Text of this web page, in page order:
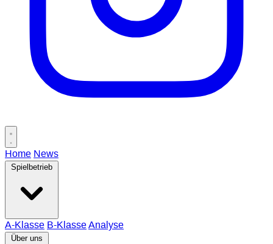
Home News
Spielbetrieb
A-Klasse B-KlasseAnalyse
Über uns